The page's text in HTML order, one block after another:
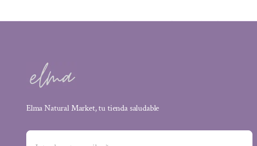
Elma Natural Market, tu tienda saludable